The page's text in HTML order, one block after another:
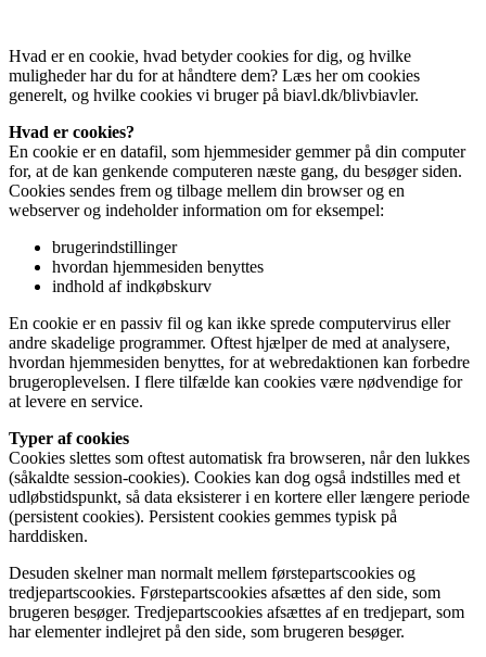
Hvad er en cookie, hvad betyder cookies for dig, og hvilke
muligheder har du for at håndtere dem? Læs her om cookies
generelt, og hvilke cookies vi bruger på biavl.dk/blivbiavler.
Hvad er cookies?
En cookie er en datafil, som hjemmesider gemmer på din computer
for, at de kan genkende computeren næste gang, du besøger siden.
Cookies sendes frem og tilbage mellem din browser og en
webserver og indeholder information om for eksempel:
brugerindstillinger
hvordan hjemmesiden benyttes
indhold af indkøbskurv
En cookie er en passiv fil og kan ikke sprede computervirus eller
andre skadelige programmer. Oftest hjælper de med at analysere,
hvordan hjemmesiden benyttes, for at webredaktionen kan forbedre
brugeroplevelsen. I flere tilfælde kan cookies være nødvendige for
at levere en service.
Typer af cookies
Cookies slettes som oftest automatisk fra browseren, når den lukkes
(såkaldte session-cookies). Cookies kan dog også indstilles med et
udløbstidspunkt, så data eksisterer i en kortere eller længere periode
(persistent cookies). Persistent cookies gemmes typisk på
harddisken.
Desuden skelner man normalt mellem førstepartscookies og
tredjepartscookies. Førstepartscookies afsættes af den side, som
brugeren besøger. Tredjepartscookies afsættes af en tredjepart, som
har elementer indlejret på den side, som brugeren besøger.